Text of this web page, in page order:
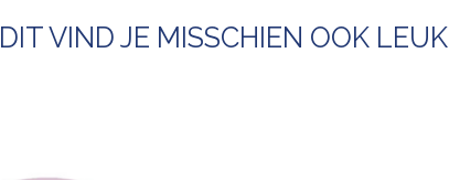
DIT VIND JE MISSCHIEN OOK LEUK